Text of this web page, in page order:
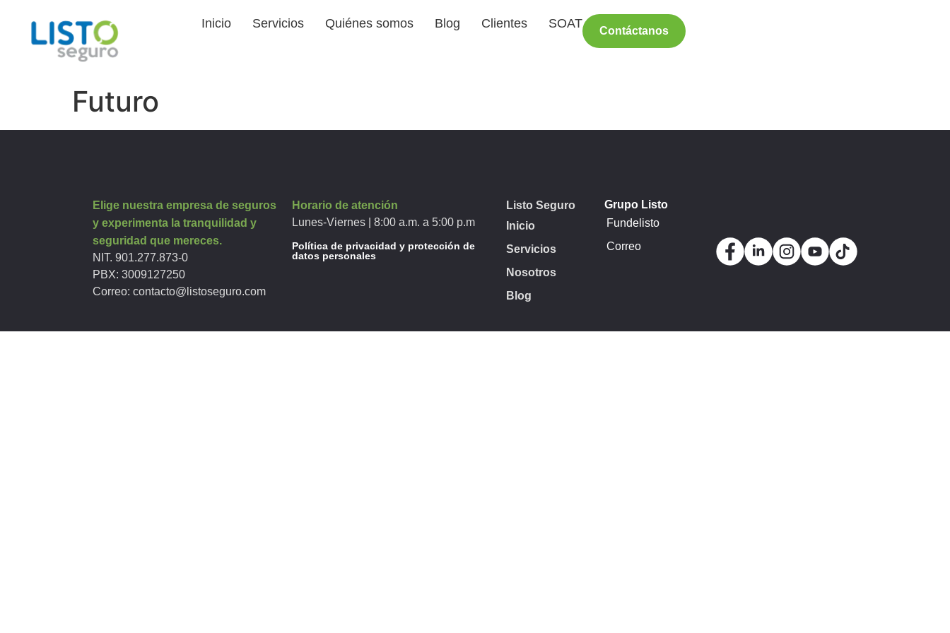
Inicio Servicios Quiénes somos Blog Clientes SOAT
Contáctanos
Futuro
Elige nuestra empresa de seguros
y experimenta la tranquilidad y
seguridad que mereces.
NIT. 901.277.873-0
PBX: 3009127250
Correo: contacto@listoseguro.com
Horario de atención
Lunes-Viernes | 8:00 a.m. a 5:00 p.m
Política de privacidad y protección de
datos personales
Listo Seguro
Inicio
Servicios
Nosotros
Blog
Grupo Listo
Fundelisto
Correo